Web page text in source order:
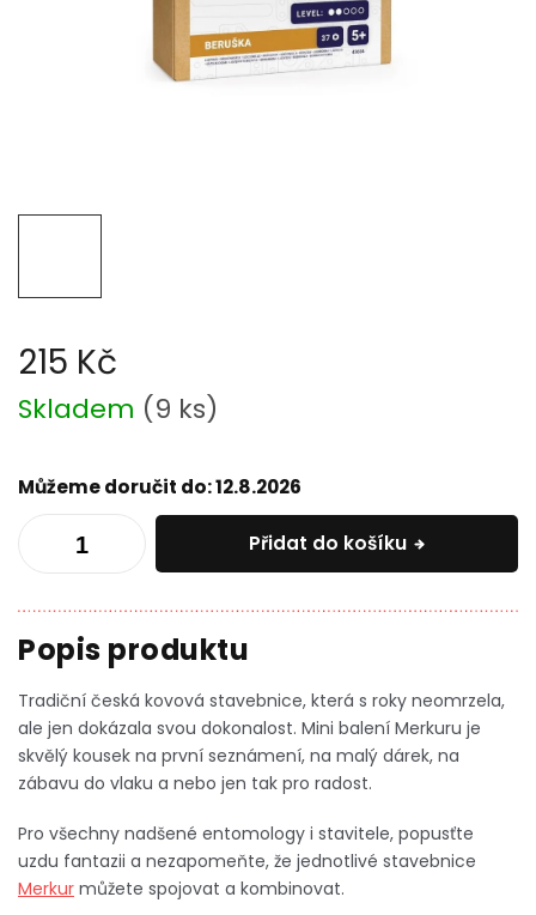
215 Kč
Měrná
cena:
Skladem (9 ks)
Můžeme doručit do:12.8.2026
Přidat do košíku
Tradiční česká kovová stavebnice, která s roky neomrzela,
ale jen dokázala svou dokonalost. Mini balení Merkuru je
skvělý kousek na první seznámení, na malý dárek, na
zábavu do vlaku a nebo jen tak pro radost.
Pro všechny nadšené entomology i stavitele, popusťte
uzdu fantazii a nezapomeňte, že jednotlivé stavebnice
Merkur můžete spojovat a kombinovat.